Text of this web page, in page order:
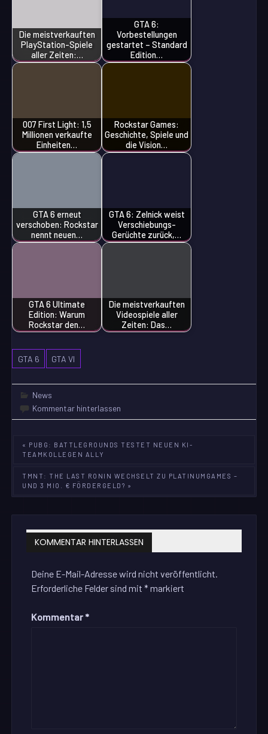
Die meistverkauften
PlayStation-Spiele
aller Zeiten:…
GTA 6:
Vorbestellungen
gestartet – Standard
Edition…
007 First Light: 1,5
Millionen verkaufte
Einheiten…
Rockstar Games:
Geschichte, Spiele und
die Vision…
GTA 6 erneut
verschoben: Rockstar
nennt neuen…
GTA 6: Zelnick weist
Verschiebungs-
Gerüchte zurück,…
GTA 6 Ultimate
Edition: Warum
Rockstar den…
Die meistverkauften
Videospiele aller
Zeiten: Das…
GTA 6 GTA VI
News
Kommentar hinterlassen
Beitragsnavigation
« PUBG: BATTLEGROUNDS TESTET NEUEN KI-
TEAMKOLLEGEN ALLY
TMNT: THE LAST RONIN WECHSELT ZU PLATINUMGAMES –
UND 3 MIO. € FÖRDERGELD? »
KOMMENTAR HINTERLASSEN
Deine E-Mail-Adresse wird nicht veröffentlicht.
Erforderliche Felder sind mit*markiert
Kommentar *